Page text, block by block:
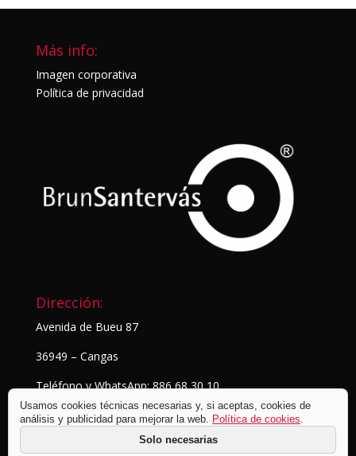
Más info:
Imagen corporativa
Política de privacidad
Dirección:
Avenida de Bueu 87
36949 – Cangas
Teléfono y WhatsApp: 886 68 30 10
Usamos cookies técnicas necesarias y, si aceptas, cookies de
análisis y publicidad para mejorar la web. Política de cookies.
Solo necesarias